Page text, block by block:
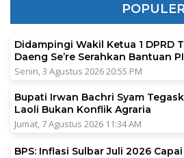
Didampingi Wakil Ketua 1 DPRD
Daeng Se’re Serahkan Bantuan
Senin, 3 Agustus 2026 20:55 PM
Bupati Irwan Bachri Syam
Laoli Bukan Konflik Agraria
Jumat, 7 Agustus 2026 11:34 AM
BPS: Inflasi Sulbar Juli 2026